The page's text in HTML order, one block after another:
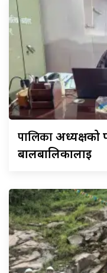
पालिकाअध्यक्षको
बालबालिकालाई